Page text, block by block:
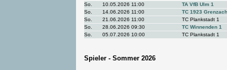
So. 10.05.2026 11:00
TA VfB Ulm 1
So.
14.06.2026 11:00
TC 1923
So.
21.06.2026 11:00
TC Plankstadt 1
So.
28.06.2026 09:30
TC Winnenden 1
So.
05.07.2026 10:00 TC Plankstadt 1
Spieler - Sommer 2026